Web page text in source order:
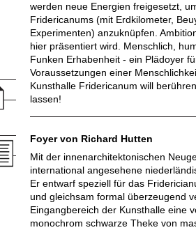
werden neue Energien freigesetzt,
Fridericanums (mit Erdkilometer,
Experimenten) anzuknüpfen.
hier präsentiert wird. Menschlich,
Funken Erhabenheit - ein Plädoyer
Voraussetzungen einer
Kunsthalle Fridericanum will
lassen!
Foyer von Richard Hutten
Mit der innenarchitektonischen
international angesehene
Er entwarf speziell für das
und gleichsam formal überzeugend
Eingangbereich der Kunsthalle eine
monochrom schwarze Theke von